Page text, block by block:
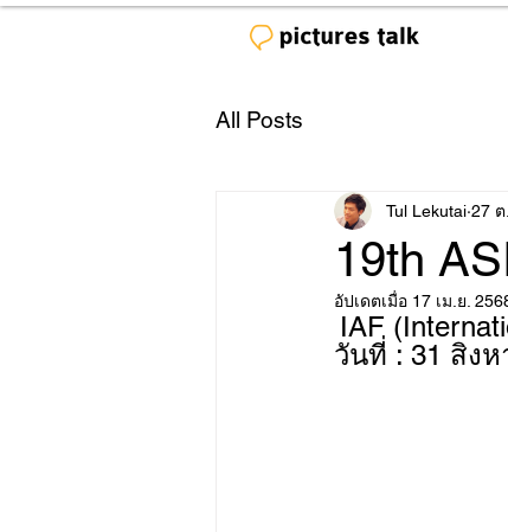
All Posts
19th
Tul Lekutai 27
อัปเดตเมื่อ 17 เม.ย.
IAF
วันที่ : 31 สิง